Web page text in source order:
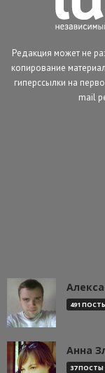
Редакция может не
копирование
гиперссылки на
mail
491
Анна
37 ПОСТЫ